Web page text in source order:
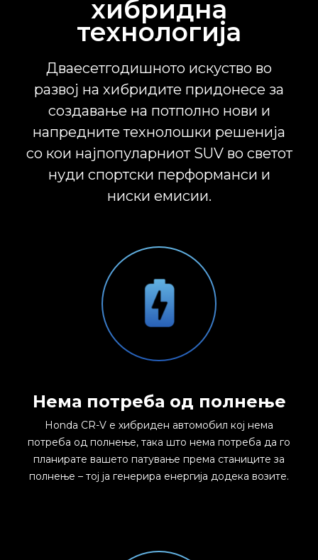
хибридна
технологија
Дваесетгодишното искуство во
развој на хибридите придонесе за
создавање на потполно нови и
напредните технолошки решенија
со кои најпопуларниот SUV во светот
нуди спортски перформанси и
ниски емисии.
Нема потреба од полнење
Honda CR-V е хибриден автомобил кој нема
потреба од полнење, така што нема потреба да го
планирате вашето патување према станиците за
полнење – тој ја генерира енергија додека возите.